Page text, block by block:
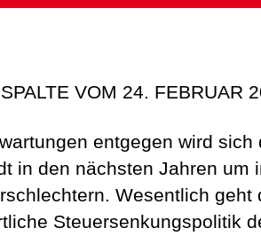
VOM 24. FEBRUAR
entgegen wird sich
in den nächsten Jahren um
Wesentlich geht
Steuersenkungspolitik